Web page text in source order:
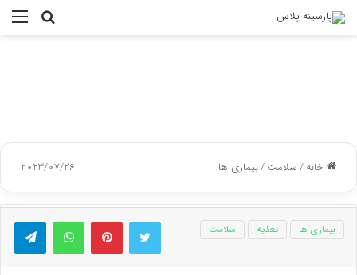
جستجو
خانه/سلامت/بیماری ها 2023/07/26
توییتر پینتریستواتس آپ
بیماری ها تغذیه سلامت